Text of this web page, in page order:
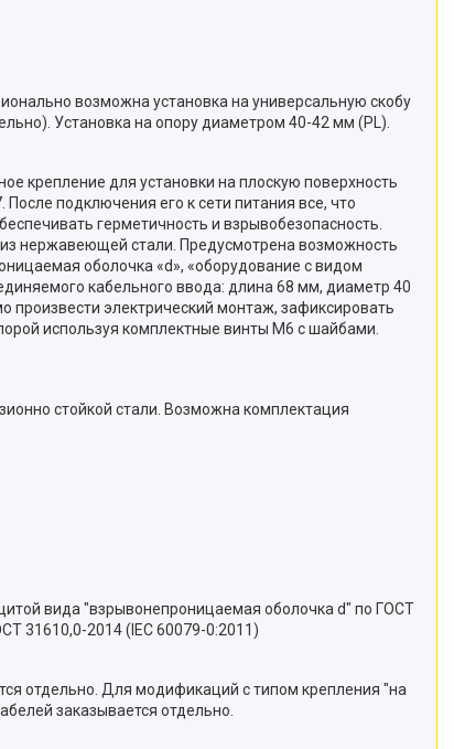
возможна установка на универсальную скобу
Установка на опору диаметром 40-42 мм (PL).
крепление для установки на плоскую поверхность
подключения его к сети питания все, что
герметичность и взрывобезопасность.
нержавеющей стали. Предусмотрена возможность
оболочка «d», «оборудование с видом
кабельного ввода: длина 68 мм, диаметр 40
произвести электрический монтаж, зафиксировать
используя комплектные винты М6 с шайбами.
стойкой стали. Возможна комплектация
вида "взрывонепроницаемая оболочка d" по ГОСТ
31610,0-2014 (IEC 60079-0:2011)
отдельно. Для модификаций с типом крепления "на
заказывается отдельно.